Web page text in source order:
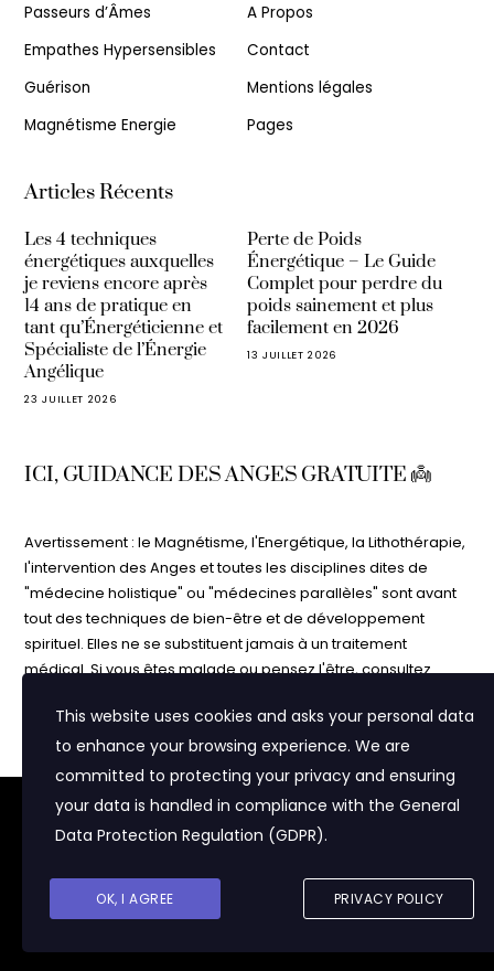
Passeurs d’Âmes
Empathes Hypersensibles
Guérison
Magnétisme Energie
A Propos
Contact
Mentions légales
Pages
Articles Récents
Les 4 techniques
énergétiques auxquelles
je reviens encore après
14 ans de pratique en
tant qu’Énergéticienne et
Spécialiste de l’Énergie
Angélique
23 JUILLET 2026
Perte de Poids
Énergétique – Le Guide
Complet pour perdre du
poids sainement et plus
facilement en 2026
13 JUILLET 2026
ICI, GUIDANCE DES ANGES GRATUITE 👼
Avertissement : le Magnétisme, l'Energétique, la Lithothérapie,
l'intervention des Anges et toutes les disciplines dites de
"médecine holistique" ou "médecines parallèles" sont avant
tout des techniques de bien-être et de développement
spirituel. Elles ne se substituent jamais à un traitement
médical. Si vous êtes malade ou pensez l'être, consultez
sans l'avis de votre médecin. Les informations contenues
dans ce site vous sont délivrées à but purement informatif et
d'éveil. Ne croyez pas sur parole tout ce que vous lisez sur
Internet ! Faites-en bon usage et faites toujours preuve de
prudence, de discernement et d'esprit critique. Vous êtes
responsable de votre vie et de votre destinée, ne donnez le
© PranaNina 2020
This website uses cookies and asks your personal data
to enhance your browsing experience. We are
committed to protecting your privacy and ensuring
your data is handled in compliance with the General
Data Protection Regulation (GDPR).
OK, I AGREE PRIVACY POLICY
Nous utilisons des cookies pour vous proposer du contenu
adapté à vos centres d'intérêt et pour réaliser des statistiques
de visite. Certaines parties du sites (notamment la zone "Mon